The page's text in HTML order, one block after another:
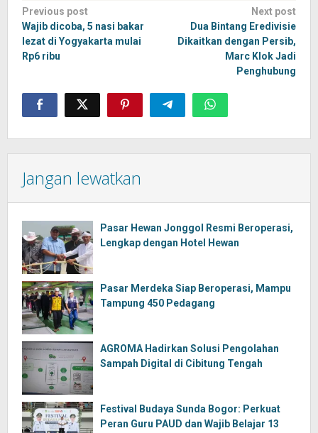
Post
navigation
Previous post
Wajib dicoba, 5 nasi bakar
lezat di Yogyakarta mulai
Rp6 ribu
Next post
Dua Bintang Eredivisie
Dikaitkan dengan Persib,
Marc Klok Jadi
Penghubung
Jangan lewatkan
Pasar Hewan Jonggol Resmi Beroperasi,
Lengkap dengan Hotel Hewan
Pasar Merdeka Siap Beroperasi, Mampu
Tampung 450 Pedagang
AGROMA Hadirkan Solusi Pengolahan
Sampah Digital di Cibitung Tengah
Festival Budaya Sunda Bogor: Perkuat
Peran Guru PAUD dan Wajib Belajar 13